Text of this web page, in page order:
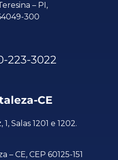
– PI,
300
223-3022
CE
Salas 1201 e 1202.
– CE, CEP 60125-151